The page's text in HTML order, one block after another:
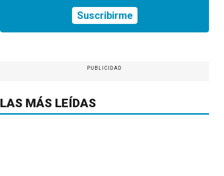
Suscribirme
PUBLICIDAD
LAS MÁS LEÍDAS